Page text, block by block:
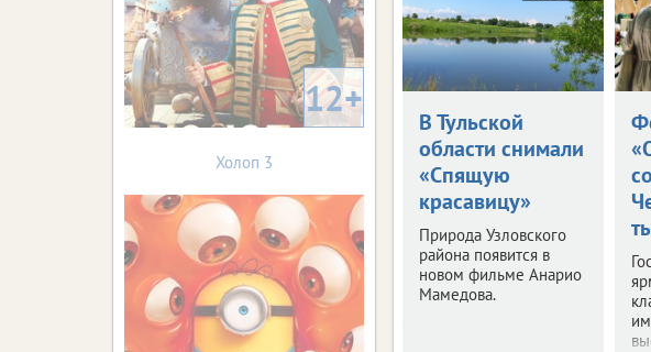
В Тульской
области снимали
«Спящую
красавицу»
Природа Узловского
района появится в
новом фильме Анарио
Мамедова.
12+
Холоп 3